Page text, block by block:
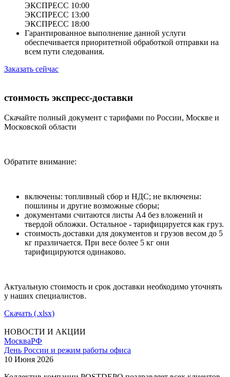
ЭКСПРЕСС 10:00
ЭКСПРЕСС 13:00
ЭКСПРЕСС 18:00
Гарантированное выполнение данной услуги
обеспечивается приоритетной обработкой отправки на
всем пути следования.
Заказать сейчас
стоимость экспресс-доставки
Скачайте полный документ с тарифами по России, Москве и
Московской области
Обратите внимание:
включены: топливный сбор и НДС; не включены:
пошлины и другие возможные сборы;
документами считаются листы А4 без вложений и
твердой обложки. Остальное - тарифицируется как груз.
стоимость доставки для документов и грузов весом до 5
кг празличается. При весе более 5 кг они
тарифицируются одинаково.
Актуальную стоимость и срок доставки необходимо уточнять
у наших специалистов.
Скачать (.xlsx)
НОВОСТИ И АКЦИИ
МоскваРФ
День России и режим работы офиса
10 Июня 2026